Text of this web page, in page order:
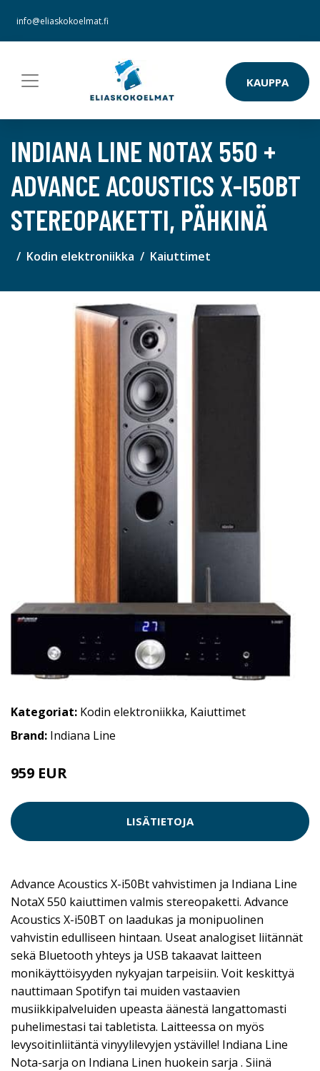
info@eliaskokoelmat.fi
KAUPPA
INDIANA LINE NOTAX 550 +
ADVANCE ACOUSTICS X-I50BT
STEREOPAKETTI, PÄHKINÄ
Kodin elektroniikka Kaiuttimet
Kategoriat: Kodin elektroniikka, Kaiuttimet
Brand: Indiana Line
959 EUR
LISÄTIETOJA
Advance Acoustics X-i50Bt vahvistimen ja Indiana Line
NotaX 550 kaiuttimen valmis stereopaketti. Advance
Acoustics X-i50BT on laadukas ja monipuolinen
vahvistin edulliseen hintaan. Useat analogiset liitännät
sekä Bluetooth yhteys ja USB takaavat laitteen
monikäyttöisyyden nykyajan tarpeisiin. Voit keskittyä
nauttimaan Spotifyn tai muiden vastaavien
musiikkipalveluiden upeasta äänestä langattomasti
puhelimestasi tai tabletista. Laitteessa on myös
levysoitinliitäntä vinyylilevyjen ystäville! Indiana Line
Nota-sarja on Indiana Linen huokein sarja . Siinä